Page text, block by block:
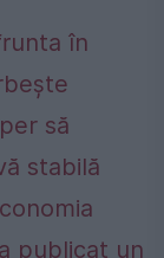
în
să
stabilă
publicat un